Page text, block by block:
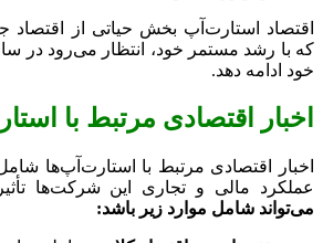
اقتصاد استارت‌آپ بخش حیاتی از
که با رشد مستمر خود، انتظار می‌رود در
خود ادامه دهد.
اخبار اقتصادی مرتبط با
اخبار اقتصادی مرتبط با استارت‌آپ‌ها
عملکرد مالی و تجاری این شرکت‌ها
می‌تواند شامل موارد زیر باشد: